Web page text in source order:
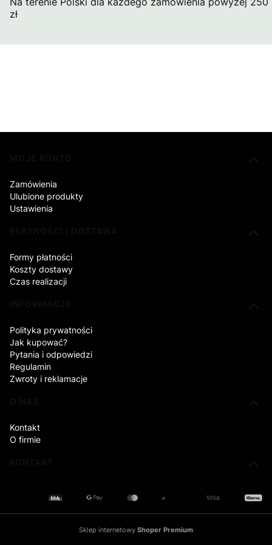
zł
Zamówienia
Ulubione produkty
Ustawienia
Formy płatności
Koszty dostawy
Czas realizacji
Polityka prywatności
Jak kupować?
Pytania i odpowiedzi
Regulamin
Zwroty i reklamacje
Kontakt
O firmie
Sklep internetowy Shoper Premium